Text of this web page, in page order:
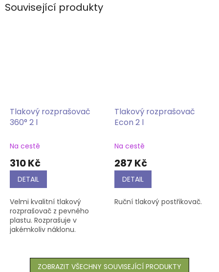
Související produkty
Tlakový rozprašovač
360° 2 l
Na cestě
310 Kč
DETAIL
Velmi kvalitní tlakový
rozprašovač z pevného
plastu. Rozprašuje v
jakémkoliv náklonu.
Tlakový rozprašovač
Econ 2 l
Na cestě
287 Kč
DETAIL
Ruční tlakový postřikovač.
ZOBRAZIT VŠECHNY SOUVISEJÍCÍ PRODUKTY